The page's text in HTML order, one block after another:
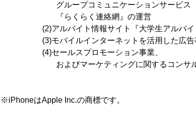
グループコミュニケーションサービス
『らくらく連絡網』の運営
(2)アルバイト情報サイト『大学生アルバイト
(3)モバイルインターネットを活用した広告
(4)セールスプロモーション事業、
およびマーケティングに関するコンサル
※iPhoneはApple Inc.の商標です。